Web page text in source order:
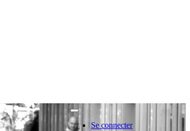
Rechercher
Se connecter